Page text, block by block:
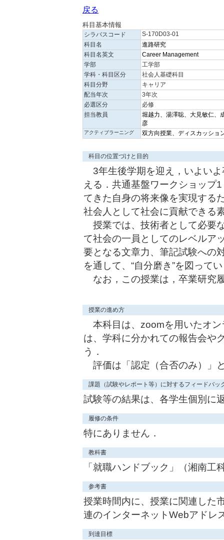
戻る
科目基本情報
シラバスコード
S-170D03-01
科目名
進路研究
科目名英文
Career Management
学部
工学部
学科・科目区分
社会人基礎科目
科目分野
キャリア
配当年次
3年次
必選区分
必修
担当教員
堀越力、湯澤聡、大見敏仁、
彦
アクティブラーニング 双方向授業、ディスカッショ
科目の位置づけと目的
3年生後学期を迎え，いよい
える．共通基盤ワークショップ
てきた自身の将来像を実現する
社会人として社会に貢献できる
授業では、技術者として必要
て社会の一員としてのレベルア
要となる文章力、筆記試験への
を通して、“自分磨き”を図って
なお，この授業は，卒業研究
授業の進め方
本科目は、zoomを用いたオン
は、学科に分かれての報告会や
う．
評価は「認定（合否のみ）」
課題（試験やレポート等）に対するフィードバッ
試験等の結果は、各学生個別に
履修の条件
特にありません．
教科書
「就職ハンドブック」（湘南
参考書
授業時間内に、授業に関連した
連のインターネットWebアドレ
到達目標